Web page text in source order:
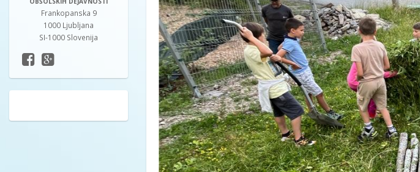
Frankopanska 9
1000 Ljubljana
SI-1000 Slovenija